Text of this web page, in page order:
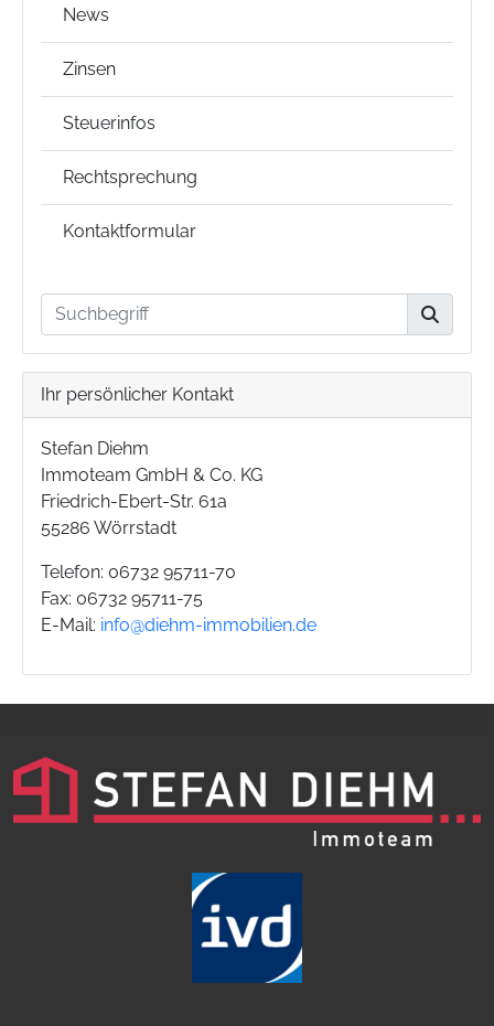
News
Zinsen
Steuerinfos
Rechtsprechung
Kontaktformular
Ihr persönlicher Kontakt
Stefan Diehm
Immoteam GmbH & Co. KG
Friedrich-Ebert-Str. 61a
55286 Wörrstadt
Telefon: 06732 95711-70
Fax: 06732 95711-75
E-Mail: info@diehm-immobilien.de